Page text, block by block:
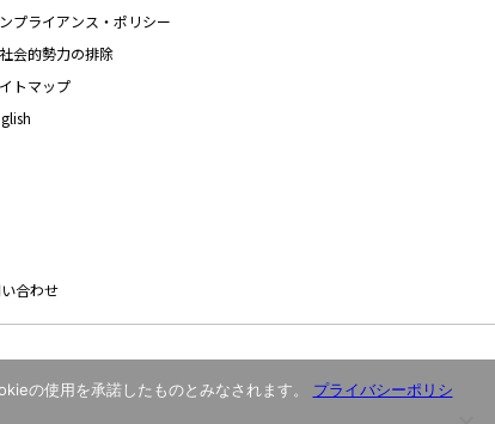
プライアンス・ポリシー
会的勢力の排除
トマップ
合わせ
の使用を承諾したものとみなされます。 プライバシーポリシ